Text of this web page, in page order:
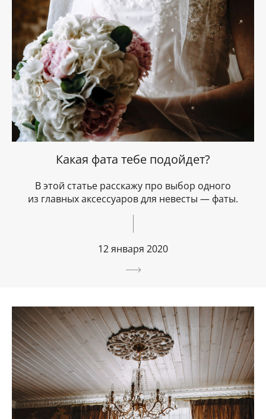
Какая фата тебе подойдет?
В этой статье расскажу про выбор одного
из главных аксессуаров для невесты — фаты.
12 января 2020